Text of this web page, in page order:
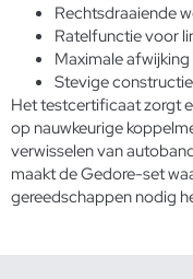
Rechtsdraaiende
Ratelfunctie voor
Maximale
Stevige
Het testcertificaat zorgt
op nauwkeurige
verwisselen van
maakt de Gedore-set
gereedschappen nodig